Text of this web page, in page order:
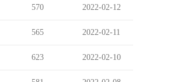
570 2022-02-12
565 2022-02-11
623 2022-02-10